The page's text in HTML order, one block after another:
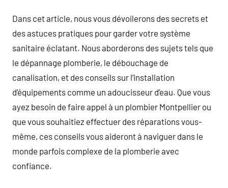
Dans cet article, nous vous dévoilerons des secrets et
des astuces pratiques pour garder votre système
sanitaire éclatant. Nous aborderons des sujets tels que
le dépannage plomberie, le débouchage de
canalisation, et des conseils sur l’installation
d’équipements comme un adoucisseur d’eau. Que vous
ayez besoin de faire appel à un plombier Montpellier ou
que vous souhaitiez effectuer des réparations vous-
même, ces conseils vous aideront à naviguer dans le
monde parfois complexe de la plomberie avec
confiance.